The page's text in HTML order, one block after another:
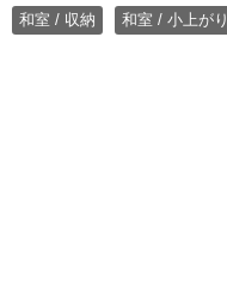
和室 / 収納 和室 / 小上がり